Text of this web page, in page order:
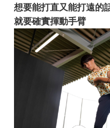
想要能打直又能打遠的
就要確實揮動手臂